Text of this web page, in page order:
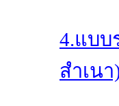
4.แบบ
สำเนา